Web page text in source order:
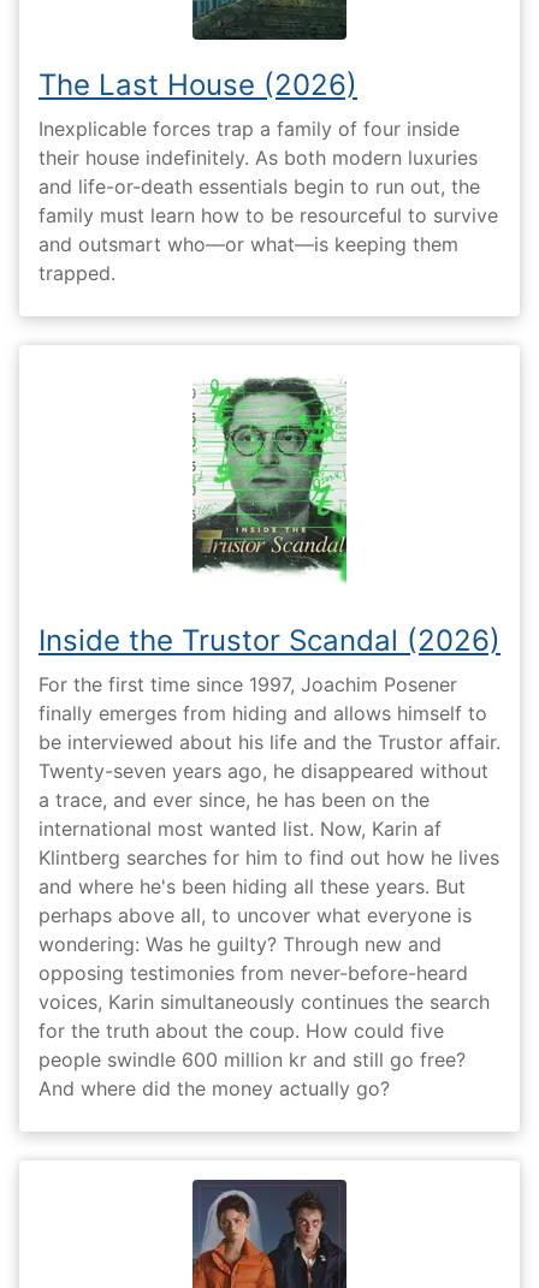
The Last House (2026)
Inexplicable forces trap a family of four inside
their house indefinitely. As both modern luxuries
and life-or-death essentials begin to run out, the
family must learn how to be resourceful to survive
and outsmart who—or what—is keeping them
trapped.
Inside the Trustor Scandal (2026)
For the first time since 1997, Joachim Posener
finally emerges from hiding and allows himself to
be interviewed about his life and the Trustor affair.
Twenty-seven years ago, he disappeared without
a trace, and ever since, he has been on the
international most wanted list. Now, Karin af
Klintberg searches for him to find out how he lives
and where he's been hiding all these years. But
perhaps above all, to uncover what everyone is
wondering: Was he guilty? Through new and
opposing testimonies from never-before-heard
voices, Karin simultaneously continues the search
for the truth about the coup. How could five
people swindle 600 million kr and still go free?
And where did the money actually go?